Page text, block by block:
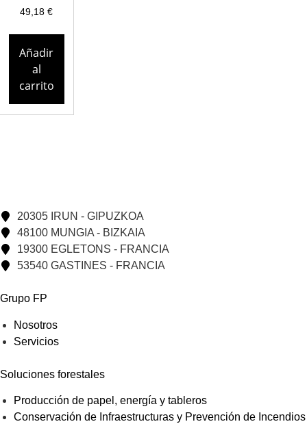
49,18€
Añadir
al
carrito
20305 IRUN - GIPUZKOA
48100 MUNGIA - BIZKAIA
19300 EGLETONS - FRANCIA
53540 GASTINES - FRANCIA
Grupo FP
Nosotros
Servicios
Soluciones forestales
Producción de papel, energía y tableros
Conservación de Infraestructuras y Prevención de Incendios